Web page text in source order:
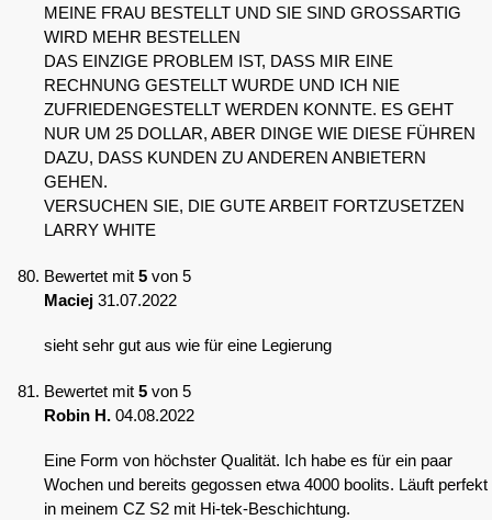
MEINE FRAU BESTELLT UND SIE SIND GROSSARTIG
WIRD MEHR BESTELLEN
DAS EINZIGE PROBLEM IST, DASS MIR EINE
RECHNUNG GESTELLT WURDE UND ICH NIE
ZUFRIEDENGESTELLT WERDEN KONNTE. ES GEHT
NUR UM 25 DOLLAR, ABER DINGE WIE DIESE FÜHREN
DAZU, DASS KUNDEN ZU ANDEREN ANBIETERN
GEHEN.
VERSUCHEN SIE, DIE GUTE ARBEIT FORTZUSETZEN
LARRY WHITE
Bewertet mit 5 von 5
Maciej 31.07.2022
sieht sehr gut aus wie für eine Legierung
Bewertet mit 5 von 5
Robin H. 04.08.2022
Eine Form von höchster Qualität. Ich habe es für ein paar
Wochen und bereits gegossen etwa 4000 boolits. Läuft perfekt
in meinem CZ S2 mit Hi-tek-Beschichtung.